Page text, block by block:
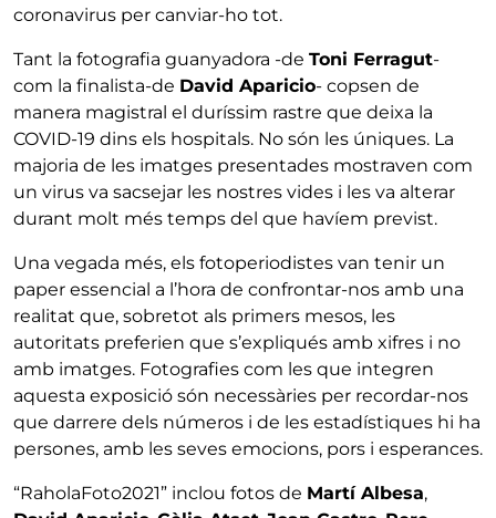
coronavirus per canviar-ho tot.
Tant la fotografia guanyadora -de Toni Ferragut-
com la finalista-de David Aparicio- copsen de
manera magistral el duríssim rastre que deixa la
COVID-19 dins els hospitals. No són les úniques. La
majoria de les imatges presentades mostraven com
un virus va sacsejar les nostres vides i les va alterar
durant molt més temps del que havíem previst.
Una vegada més, els fotoperiodistes van tenir un
paper essencial a l’hora de confrontar-nos amb una
realitat que, sobretot als primers mesos, les
autoritats preferien que s’expliqués amb xifres i no
amb imatges. Fotografies com les que integren
aquesta exposició són necessàries per recordar-nos
que darrere dels números i de les estadístiques hi ha
persones, amb les seves emocions, pors i esperances.
“RaholaFoto2021” inclou fotos de Martí Albesa,